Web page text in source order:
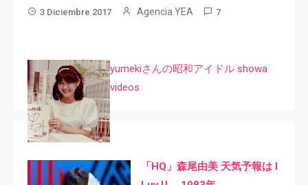
3 Diciembre 2017 Agencia YEA 7
yumekiさんの昭和アイドル showa
videos
「HQ」森尾由美 天気予報は I